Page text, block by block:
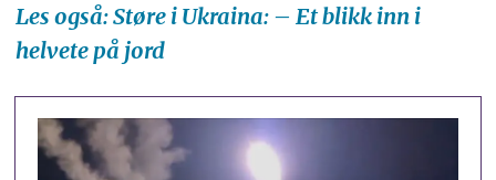
Les også: Støre i Ukraina: – Et blikk inn i
helvete på jord